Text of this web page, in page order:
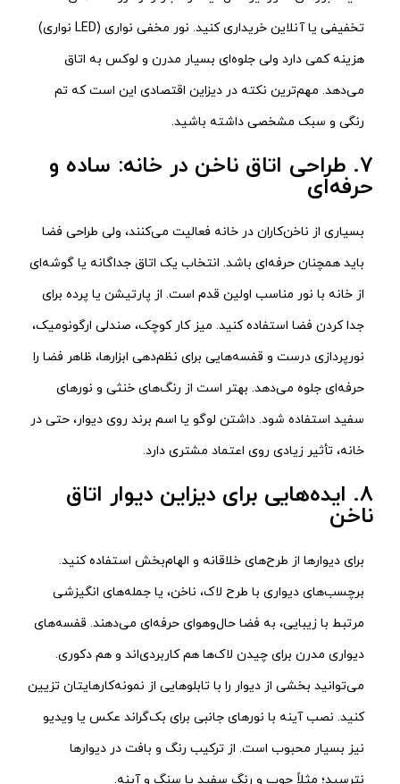
تخفیفی یا آنلاین خریداری کنید. نور مخفی نواری (LED نواری)
هزینه کمی دارد ولی جلوه‌ای بسیار مدرن و لوکس به اتاق
می‌دهد. مهم‌ترین نکته در دیزاین اقتصادی این است که تم
رنگی و سبک مشخصی داشته باشید.
7. طراحی اتاق ناخن در خانه: ساده و
حرفه‌ای
بسیاری از ناخن‌کاران در خانه فعالیت می‌کنند، ولی طراحی فضا
باید همچنان حرفه‌ای باشد. انتخاب یک اتاق جداگانه یا گوشه‌ای
از خانه با نور مناسب اولین قدم است. از پارتیشن یا پرده برای
جدا کردن فضا استفاده کنید. میز کار کوچک، صندلی ارگونومیک،
نورپردازی درست و قفسه‌هایی برای نظم‌دهی ابزارها، ظاهر فضا را
حرفه‌ای جلوه می‌دهد. بهتر است از رنگ‌های خنثی و نورهای
سفید استفاده شود. داشتن لوگو یا اسم برند روی دیوار، حتی در
خانه، تأثیر زیادی روی اعتماد مشتری دارد.
8. ایده‌هایی برای دیزاین دیوار اتاق
ناخن
برای دیوارها از طرح‌های خلاقانه و الهام‌بخش استفاده کنید.
برچسب‌های دیواری با طرح لاک، ناخن، یا جمله‌های انگیزشی
مرتبط با زیبایی، به فضا حال‌وهوای حرفه‌ای می‌دهند. قفسه‌های
دیواری مدرن برای چیدن لاک‌ها هم کاربردی‌اند و هم دکوری.
می‌توانید بخشی از دیوار را با تابلوهایی از نمونه‌کارهایتان تزیین
کنید. نصب آینه با نورهای جانبی برای بک‌گراند عکس یا ویدیو
نیز بسیار محبوب است. از ترکیب رنگ و بافت در دیوارها
نترسید؛ مثلاً چوب و رنگ سفید یا سنگ و آینه.